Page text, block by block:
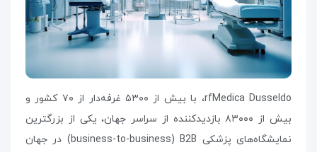
Medica Dusseldo
rf
، با بیش از ۵۳۰۰ غرفه‌دار از ۷۰ کشور و
بیش از ۸۳۰۰۰ بازدیدکننده از سراسر جهان، یکی از بزرگترین
نمایشگاه‌های پزشکی B2B
(
business-to-business) در جهان